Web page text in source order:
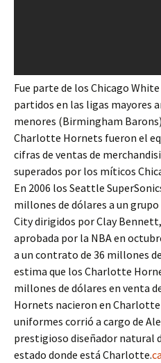
Fue parte de los Chicago
partidos en las ligas mayores
menores (Birmingham
Charlotte Hornets fueron el
cifras de ventas de
superados por los míticos
En 2006 los Seattle
millones de dólares a un
City dirigidos por Clay
aprobada por la NBA en
a un contrato de 36 millones
estima que los Charlotte
millones de dólares en venta
Hornets nacieron en Charlotte
uniformes corrió a cargo de
prestigioso diseñador natural
estado donde está Charlotte.